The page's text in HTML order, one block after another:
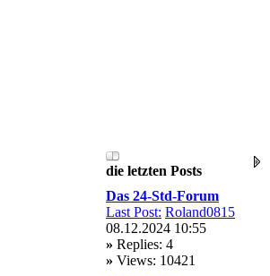
die letzten Posts
Das 24-Std-Forum
Last Post: Roland0815
08.12.2024 10:55
» Replies: 4
» Views: 10421